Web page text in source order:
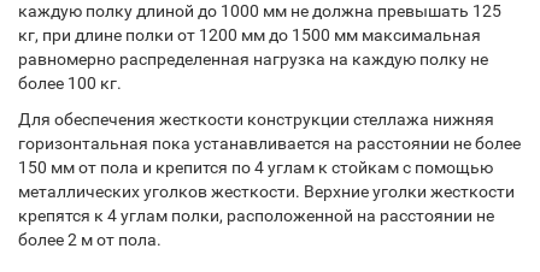
каждую полку длиной до 1000 мм не должна превышать 125
кг, при длине полки от 1200 мм до 1500 мм максимальная
равномерно распределенная нагрузка на каждую полку не
более 100 кг.
Для обеспечения жесткости конструкции стеллажа нижняя
горизонтальная пока устанавливается на расстоянии не более
150 мм от пола и крепится по 4 углам к стойкам с помощью
металлических уголков жесткости. Верхние уголки жесткости
крепятся к 4 углам полки, расположенной на расстоянии не
более 2 м от пола.